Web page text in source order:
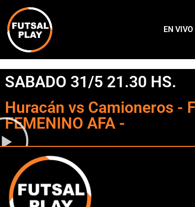
EN VIVO
SABADO 31/5 21.30 HS.
Huracán vs Camioneros -
FEMENINO AFA -